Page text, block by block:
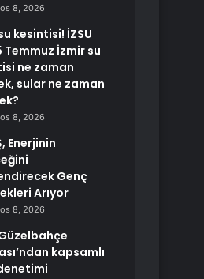
8, 2026
kesintisi! İZSU
Temmuz İzmir su
ne zaman
sular ne zaman
8, 2026
Enerjinin
Genç
Arıyor
8, 2026
kapsamlı